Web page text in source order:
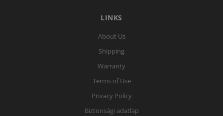
LINKS
About Us
Shipping
Warranty
Terms of Use
Privacy Policy
Biztonsági adatlap